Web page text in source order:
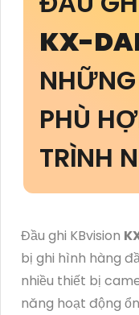
KX-
PHÙ
TRÌNH
Đầu ghi KBvision
bị ghi hình hàng
nhiều thiết bị
năng hoạt động